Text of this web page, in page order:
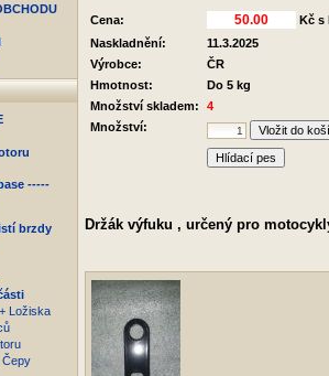
-----
brzdy
Ložiska
Čepy
Cena:
Kč s
Naskladnění:
11.3.2025
Výrobce:
ČR
Hmotnost:
Do 5 kg
Množství skladem:
4
Množství:
Hlídací pes
Držák výfuku , určený pro